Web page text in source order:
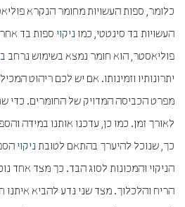
כלומר, ספות העשויות מחומר הנקרא
העשויות בד סינטטי, כמו ניקוי ספות בד
פוליאסטר, הוא חומר נמצא בשימוש נרחב ב
יתרונותיו וזמינותו. אם יש לכם ריהוט
מפרט הכביסה המדויק של החומרים. כדי
לאורך זמן. כמו כן, עדכנו אותנו במידה
כך, שנוכל להיערך בהתאם לטובת ניקוי
הניקוי והמכונות לסוג הבד. כך מצד אחד
הריח והלכלוך. מצד שני נדע להביא איתנו